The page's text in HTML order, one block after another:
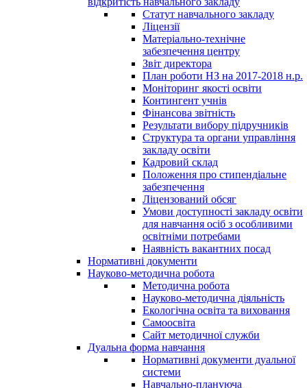
Статут навчального закладу
Ліцензії
Матеріально-технічне
забезпечення центру
Звіт директора
План роботи НЗ на 2017-2018 н.р.
Моніторинг якості освіти
Контингент учнів
Фінансова звітність
Результати вибору підручників
Структура та органи управління
закладу освіти
Кадровий склад
Положення про стипендіальне
забезпечення
Ліцензований обсяг
Умови доступності закладу освіти
для навчання осіб з особливими
освітніми потребами
Наявність вакантних посад
Нормативні документи
Науково-методична робота
Методична робота
Науково-методична діяльність
Екологічна освіта та виховання
Самоосвіта
Сайт методичної служби
Дуальна форма навчання
Нормативні документи дуальної
системи
Навчально-плануюча